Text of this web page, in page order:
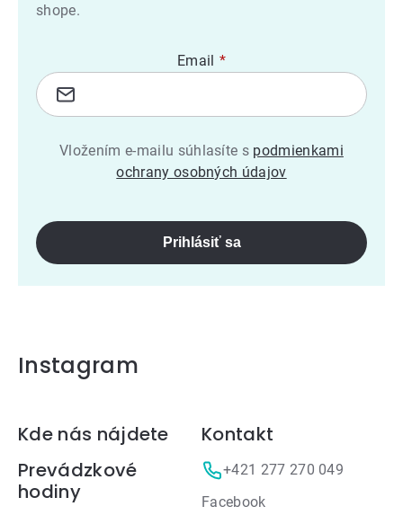
shope.
Email
Vložením e-mailu súhlasíte s podmienkami
ochrany osobných údajov
Prihlásiť sa
Instagram
Zápätie
Kde nás nájdete
Prevádzkové
hodiny
Kontakt
+421 277 270 049
Facebook